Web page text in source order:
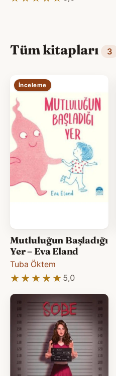
Tüm kitapları 3
İnceleme
Mutluluğun Başladığı
Yer – Eva Eland
Tuba Öktem
★★★★★
★★★★★ 5,0